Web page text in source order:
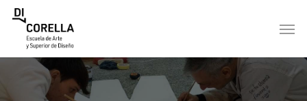
Skip
content
Menu